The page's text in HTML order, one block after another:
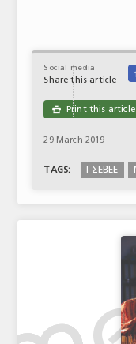
Social media
Share this article
 Print this article
29 March 2019
TAGS: ΓΣΕΒΕΕ